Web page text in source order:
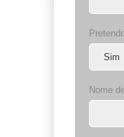
Nome